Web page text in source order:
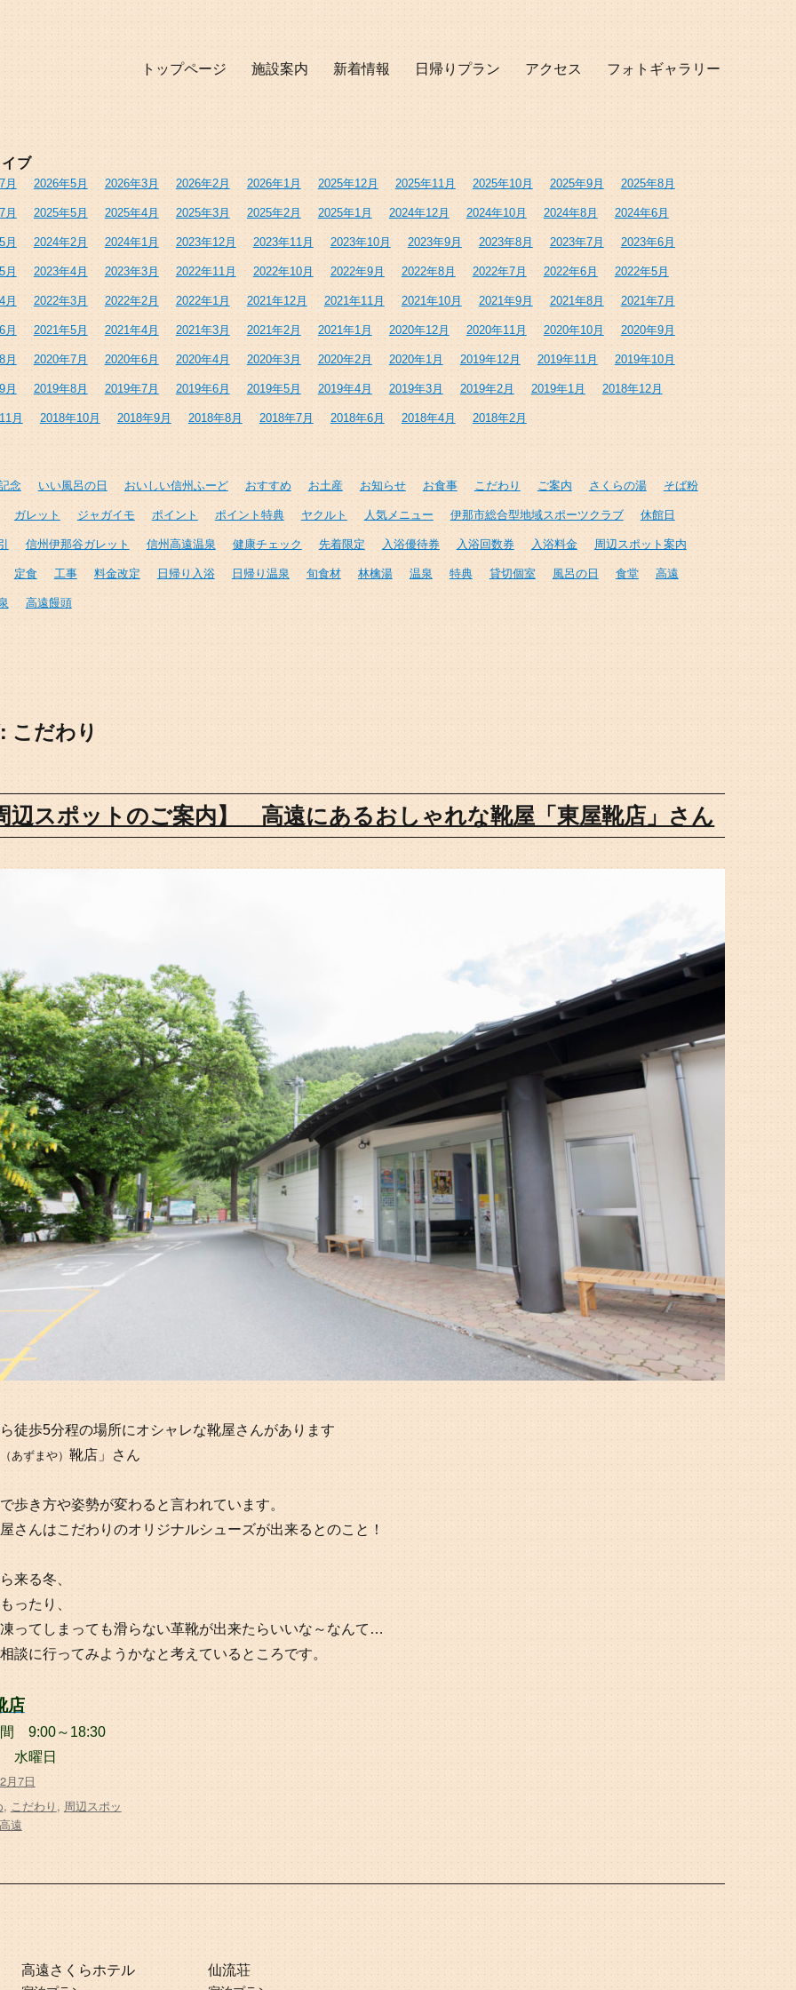
トップページ 施設案内 新着情報 日帰りプラン アクセス フォトギャラリー
ブ
月 2026年5月 2026年3月 2026年2月 2026年1月 2025年12月 2025年11月 2025年10月 2025年9月 2025年8月
月 2025年5月 2025年4月 2025年3月 2025年2月 2025年1月 2024年12月 2024年10月 2024年8月 2024年6月
月 2024年2月 2024年1月 2023年12月 2023年11月 2023年10月 2023年9月 2023年8月 2023年7月 2023年6月
月 2023年4月 2023年3月 2022年11月 2022年10月 2022年9月 2022年8月 2022年7月 2022年6月 2022年5月
月 2022年3月 2022年2月 2022年1月 2021年12月 2021年11月 2021年10月 2021年9月 2021年8月 2021年7月
月 2021年5月 2021年4月 2021年3月 2021年2月 2021年1月 2020年12月 2020年11月 2020年10月 2020年9月
月 2020年7月 2020年6月 2020年4月 2020年3月 2020年2月 2020年1月 2019年12月 2019年11月 2019年10月
月 2019年8月 2019年7月 2019年6月 2019年5月 2019年4月 2019年3月 2019年2月 2019年1月 2018年12月
月 2018年10月 2018年9月 2018年8月 2018年7月 2018年6月 2018年4月 2018年2月
念 いい風呂の日 おいしい信州ふーど おすすめ お土産 お知らせ お食事 こだわり ご案内 さくらの湯
そば粉
ガレット
ジャガイモ ポイント ポイント特典 ヤクルト 人気メニュー 伊那市総合型地域スポーツクラブ
休館日
信州伊那谷ガレット 信州高遠温泉 健康チェック 先着限定 入浴優待券 入浴回数券 入浴料金
周辺スポット案内
定食
工事 料金改定 日帰り入浴 日帰り温泉 旬食材 林檎湯 温泉 特典 貸切個室 風呂の日 食堂
高遠
高遠饅頭
こだわり
辺スポットのご案内】 高遠にあるおしゃれな靴屋「東屋靴店」さん
徒歩5分程の場所にオシャレな靴屋さんがあります
（あずまや） 靴店」さん
歩き方や姿勢が変わると言われています。
さんはこだわりのオリジナルシューズが出来るとのこと！
来る冬、
ったり、
ってしまっても滑らない革靴が出来たらいいな～なんて…
談に行ってみようかなと考えているところです。
店
9:00～18:30
水曜日
月7日
, こだわり , 周辺スポッ
遠
高遠さくらホテル 仙流荘